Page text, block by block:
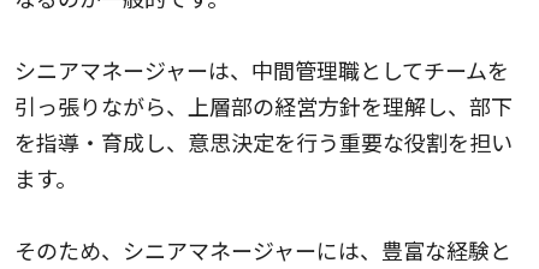
シニアマネージャーは、中間管理職としてチームを
引っ張りながら、上層部の経営方針を理解し、部下
を指導・育成し、意思決定を行う重要な役割を担い
ます。
そのため、シニアマネージャーには、豊富な経験と